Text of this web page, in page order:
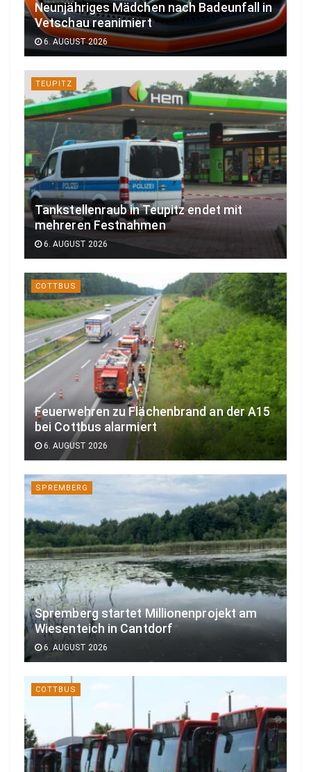
Neunjähriges Mädchen nach Badeunfall in
Vetschau reanimiert
6. AUGUST 2026
TEUPITZ
Tankstellenraub in Teupitz endet mit
mehreren Festnahmen
6. AUGUST 2026
COTTBUS
Feuerwehren zu Flächenbrand an der A15
bei Cottbus alarmiert
6. AUGUST 2026
SPREMBERG
Spremberg startet Millionenprojekt am
Wiesenteich in Cantdorf
6. AUGUST 2026
COTTBUS